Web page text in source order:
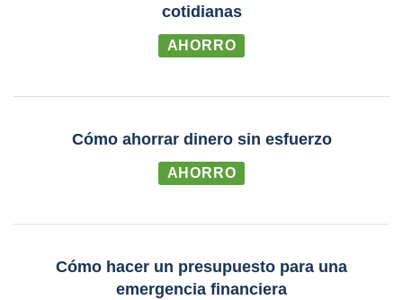
cotidianas
AHORRO
Cómo ahorrar dinero sin esfuerzo
AHORRO
Cómo hacer un presupuesto para una
emergencia financiera